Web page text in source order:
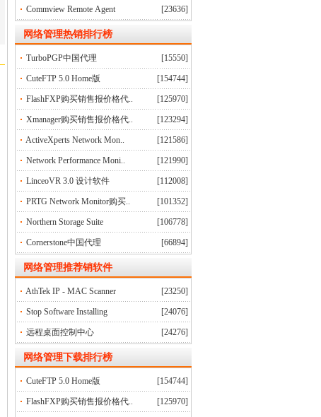
Commview Remote Agent [23636]
网络管理热销排行榜
TurboPGP中国代理 [15550]
CuteFTP 5.0 Home版 [154744]
FlashFXP购买销售报价格代.. [125970]
Xmanager购买销售报价格代.. [123294]
ActiveXperts Network Mon.. [121586]
Network Performance Moni.. [121990]
LinceoVR 3.0 设计软件 [112008]
PRTG Network Monitor购买.. [101352]
Northern Storage Suite [106778]
Cornerstone中国代理 [66894]
网络管理推荐销软件
AthTek IP - MAC Scanner [23250]
Stop Software Installing [24076]
远程桌面控制中心 [24276]
网络管理下载排行榜
CuteFTP 5.0 Home版 [154744]
FlashFXP购买销售报价格代.. [125970]